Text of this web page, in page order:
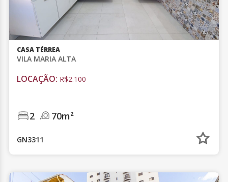
CASA TÉRREA
VILA MARIA ALTA
LOCAÇÃO: R$2.100
2 70m²
GN3311